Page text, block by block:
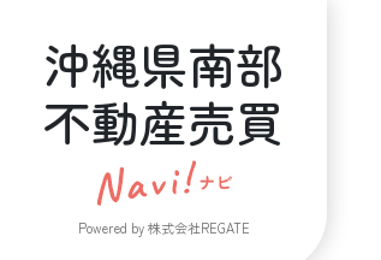
沖縄県南部
不動産売買
Powered by 株式会社REGATE